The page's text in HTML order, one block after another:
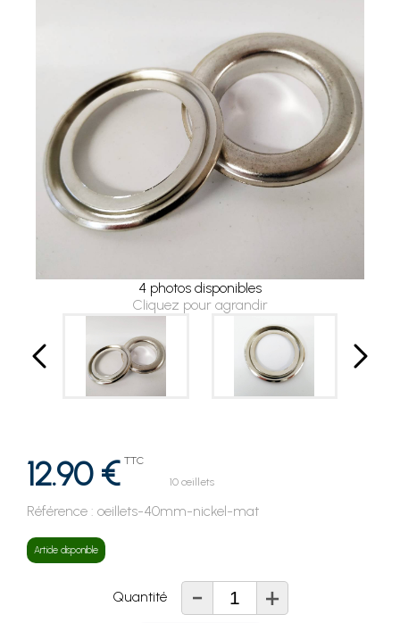
4 photos disponibles
Cliquez pour agrandir
12.90 € TTC
10 œillets
Référence : oeillets-40mm-nickel-mat
Article disponible
Quantité - +